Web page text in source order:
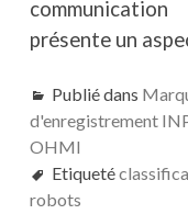
présente un
Publié dans
d'enregistrement
OHMI
Etiqueté
robots